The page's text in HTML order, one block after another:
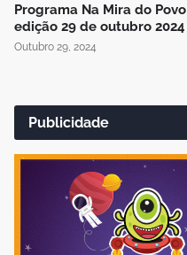
Programa Na Mira do Povo
edição 29 de outubro 2024
Outubro 29, 2024
Publicidade